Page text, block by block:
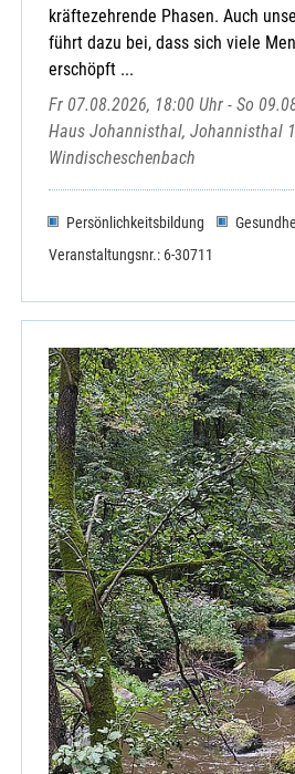
kräftezehrende Phasen. Auch
führt dazu bei, dass sich viele
erschöpft ...
Fr 07.08.2026, 18:00 Uhr - So
Haus Johannisthal, Johannisthal
Windischeschenbach
Persönlichkeitsbildung
Veranstaltungsnr.: 6-30711